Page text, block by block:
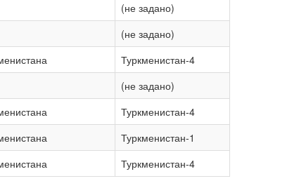
(не задано)
(не задано)
Туркменистан-4
(не задано)
Туркменистан-4
Туркменистан-1
Туркменистан-4